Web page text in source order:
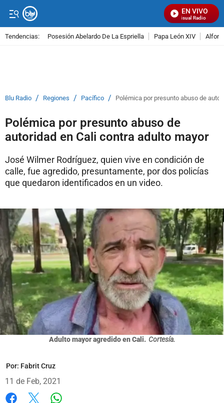
EN VIVO
Señal Visual Radio
Tendencias: Posesión Abelardo De La Espriella Papa León XIV
Blu Radio / Regiones / Pacífico / Polémica por presunto abuso de
Polémica por presunto abuso de
autoridad en Cali contra adulto mayor
José Wilmer Rodríguez, quien vive en condición de
calle, fue agredido, presuntamente, por dos policías
que quedaron identificados en un video.
Adulto mayor agredido en Cali. Cortesía.
Por: Fabrit Cruz
11 de Feb, 2021